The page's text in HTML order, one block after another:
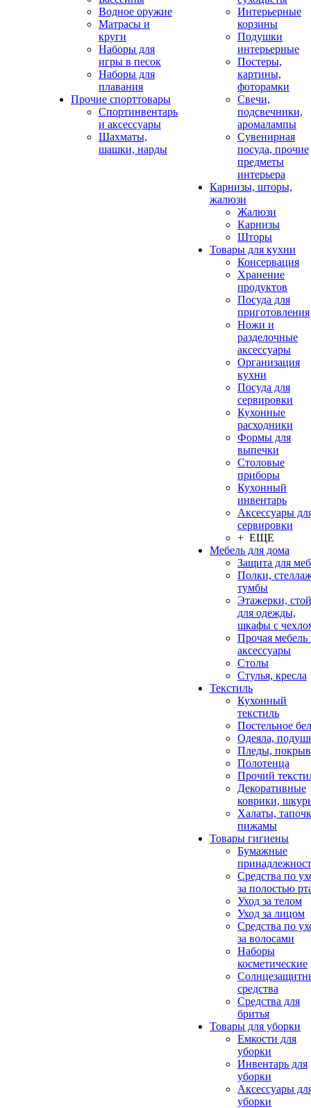
Водное оружие
Матрасы и
круги
Наборы для
игры в песок
Наборы для
плавания
Прочие спорттовары
Спортинвентарь
и аксессуары
Шахматы,
шашки, нарды
Интерьерные
корзины
Подушки
интерьерные
Постеры,
картины,
фоторамки
Свечи,
подсвечники,
аромалампы
Сувенирная
посуда, прочие
предметы
интерьера
Карнизы, шторы,
жалюзи
Жалюзи
Карнизы
Шторы
Товары для кухни
Консервация
Хранение
продуктов
Посуда для
приготовления
Ножи и
разделочные
аксессуары
Организация
кухни
Посуда для
сервировки
Кухонные
расходники
Формы для
выпечки
Столовые
приборы
Кухонный
инвентарь
Аксессуары
сервировки
+ ЕЩЕ
Мебель для дома
Защита для
Полки,
тумбы
Этажерки,
для одежды,
шкафы с
Прочая мебель
аксессуары
Столы
Стулья, кресла
Текстиль
Кухонный
текстиль
Постельное
Одеяла,
Пледы,
Полотенца
Прочий
Декоративные
коврики,
Халаты,
пижамы
Товары гигиены
Бумажные
Средства по
за полостью
Уход за телом
Уход за лицом
Средства по
за волосами
Наборы
косметические
средства
Средства для
бритья
Товары для уборки
Емкости для
уборки
Инвентарь для
уборки
Аксессуары
уборки